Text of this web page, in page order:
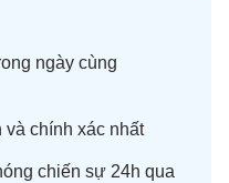
ngày cùng
và chính xác nhất
chiến sự 24h qua